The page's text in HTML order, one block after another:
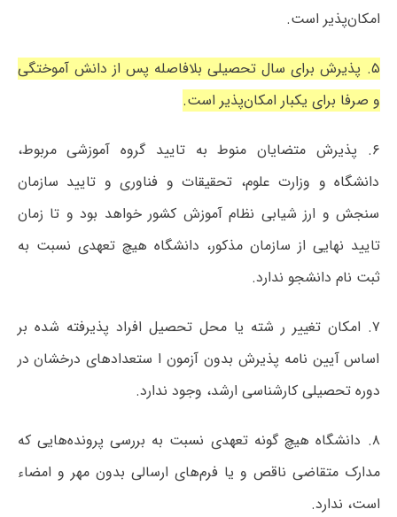
امکان‌پذیر است.
۵. پذیرش برای سال تحصیلی بلافاصله پس از دانش آموختگی
و صرفا برای یکبار امکان‌پذیر است.
۶. پذیرش متضایان منوط به تایید گروه آموزشی مربوط،
دانشگاه و وزارت علوم، تحقیقات و فناوری و تایید سازمان
سنجش و ارز شیابی نظام آموزش کشور خواهد بود و تا زمان
تایید نهایی از سازمان مذکور، دانشگاه هیچ تعهدی نسبت به
ثبت نام دانشجو ندارد.
۷. امکان تغییر ر شته یا محل تحصیل افراد پذیرفته شده بر
اساس آیین نامه پذیرش بدون آزمون ا ستعدادهای درخشان در
دوره تحصیلی کارشناسی ارشد، وجود ندارد.
۸. دانشگاه هیچ گونه تعهدی نسبت به بررسی پرونده‌هایی که
مدارک متقاضی ناقص و یا فرم‌های ارسالی بدون مهر و امضاء
است، ندارد.